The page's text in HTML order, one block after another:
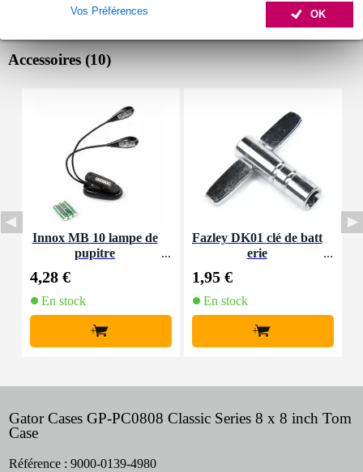
OK
Vos Préférences
Accessoires (10)
Innox MB 10 lampe de
pupitre
4,28 €
En stock
+
Fazley DK01 clé de batt
erie
1,95 €
En stock
+
Gator Cases GP-PC0808 Classic Series 8 x 8 inch Tom
Case
Référence : 9000-0139-4980